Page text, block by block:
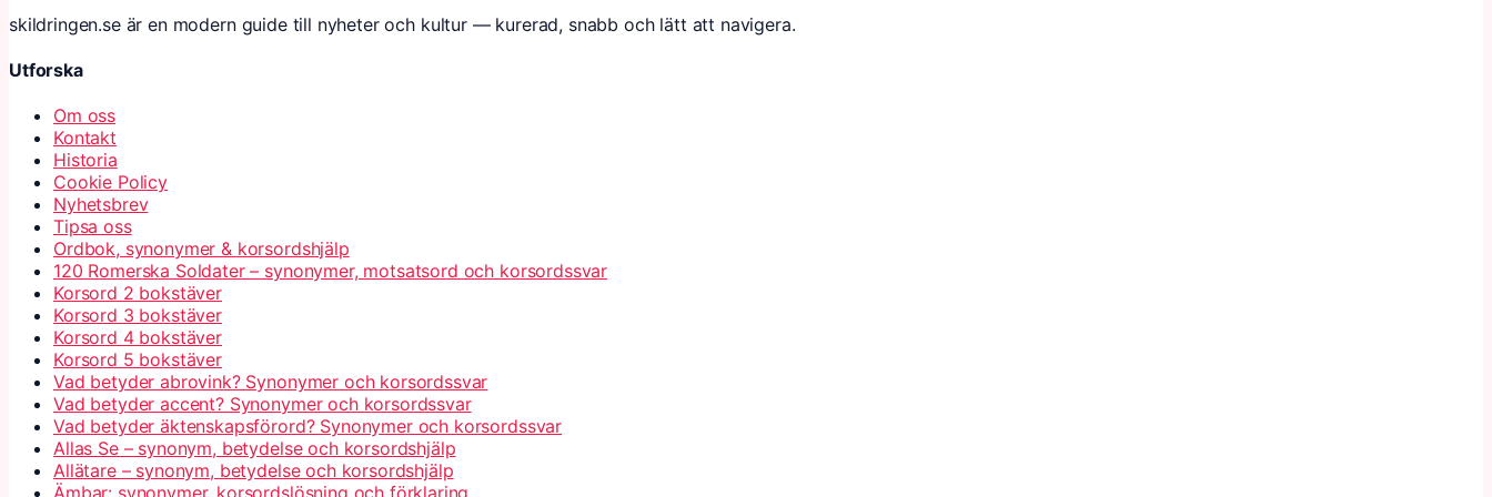
skildringen.se är en modern guide till nyheter och kultur — kurerad, snabb och lätt att navigera.
Utforska
Om oss
Kontakt
Historia
Cookie Policy
Nyhetsbrev
Tipsa oss
Ordbok, synonymer & korsordshjälp
120 Romerska Soldater – synonymer, motsatsord och korsordssvar
Korsord 2 bokstäver
Korsord 3 bokstäver
Korsord 4 bokstäver
Korsord 5 bokstäver
Vad betyder abrovink? Synonymer och korsordssvar
Vad betyder accent? Synonymer och korsordssvar
Vad betyder äktenskapsförord? Synonymer och korsordssvar
Allas Se – synonym, betydelse och korsordshjälp
Allätare – synonym, betydelse och korsordshjälp